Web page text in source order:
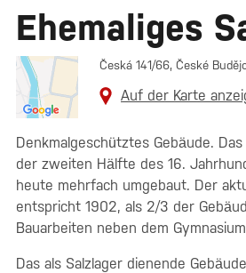
Ehemaliges
Česká 141/66, České
Auf der Karte
Denkmalgeschütztes Gebäude.
der zweiten Hälfte des 16.
heute mehrfach umgebaut. Der
entspricht 1902, als 2/3 der
Bauarbeiten neben dem
Das als Salzlager dienende